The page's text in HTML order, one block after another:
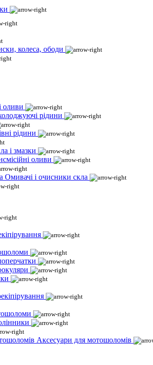
колеса, ободи
оливи
рідини
рідини
і змазки
оливи
Омивачі і очисники скла
Аксесуари для мотошоломів